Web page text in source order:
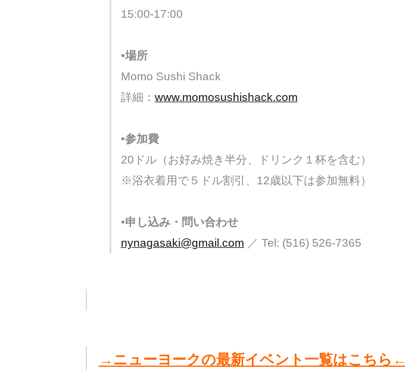
15:00-17:00
•場所
Momo Sushi Shack
詳細： www.momosushishack.com
•参加費
20ドル（お好み焼き半分、ドリンク１杯を含む）
※浴衣着用で５ドル割引、12歳以下は参加無料）
•申し込み・問い合わせ
nynagasaki@gmail.com ／ Tel: (516) 526-7365
→ ニューヨークの最新イベント一覧はこちら←